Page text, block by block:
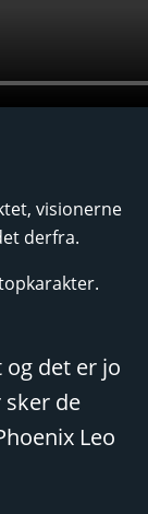
visionerne
derfra.
det er jo
sker de
Leo